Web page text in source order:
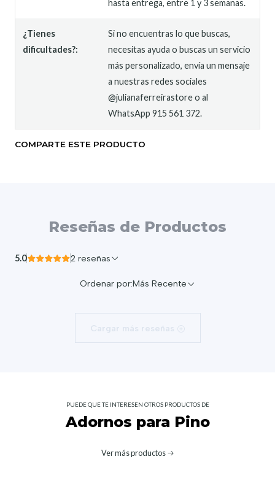
hasta entrega, entre 1 y 3 semanas.
¿Tienes
dificultades?:
Si no encuentras lo que buscas,
necesitas ayuda o buscas un servicio
más personalizado, envía un mensaje
a nuestras redes sociales
@julianaferreirastore o al
WhatsApp 915 561 372.
COMPARTE ESTE PRODUCTO
Reseñas de Productos
5.0 2 reseñas
Ordenar por:Más Recente
Cargar más reseñas
PUEDE QUE TE INTERESEN OTROS PRODUCTOS DE
Adornos para Pino
Ver más productos